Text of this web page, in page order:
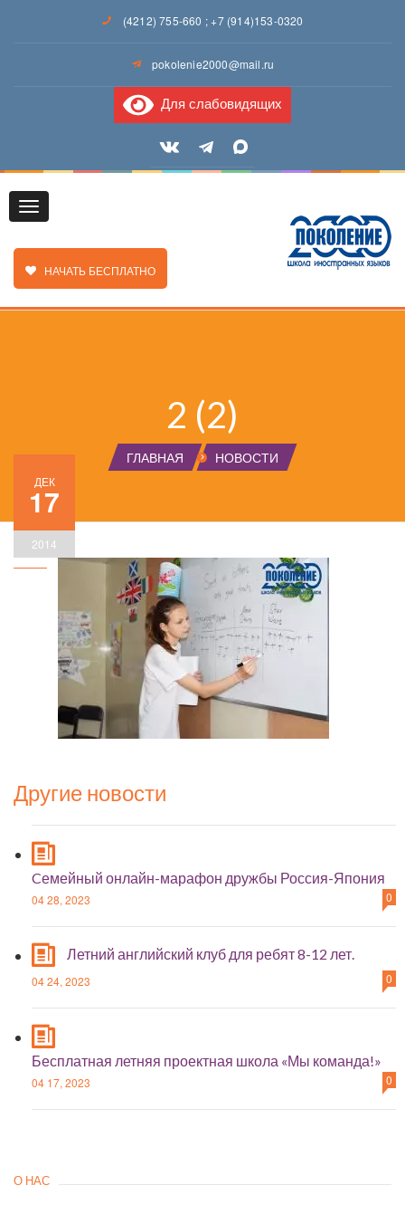
(4212) 755-660 ;+7 (914)153-0320
pokolenie2000@mail.ru
Для слабовидящих
Toggle
ЗАКАЗАТЬ ЗВОНОК
НАЧАТЬ БЕСПЛАТНО
2 (2)
ГЛАВНАЯ НОВОСТИ
ДЕК
17
2014
Другие новости
Cемейный онлайн-марафон дружбы Россия-Япония
04 28, 2023 0
Летний английский клуб для ребят 8-12 лет.
04 24, 2023 0
Бесплатная летняя проектная школа «Мы команда!»
04 17, 2023 0
О НАС